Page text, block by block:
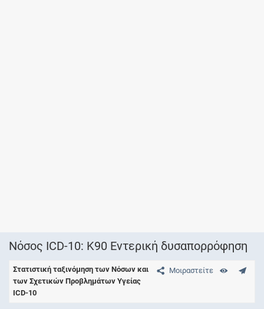
Νόσος ICD-10: K90 Εντερική δυσαπορρόφηση
Μοιραστείτε
Στατιστική ταξινόμηση των Νόσων και
των Σχετικών Προβλημάτων Υγείας
ICD-10